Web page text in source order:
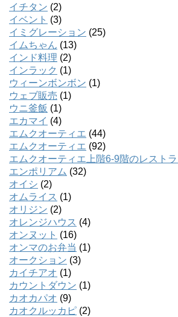
イチタン (2)
イベント (3)
イミグレーション (25)
イムちゃん (13)
インド料理 (2)
インラック (1)
ウィーンボンボン (1)
ウェブ販売 (1)
ウニ釜飯 (1)
エカマイ (4)
エムクオーティエ (44)
エムクオーティエ (92)
エムクオーティエ上階6-9階のレスト
エンポリアム (32)
オイシ (2)
オムライス (1)
オリジン (2)
オレンジハウス (4)
オンヌット (16)
オンマのお弁当 (1)
オークション (3)
カイチアオ (1)
カウントダウン (1)
カオカパオ (9)
カオクルッカピ (2)